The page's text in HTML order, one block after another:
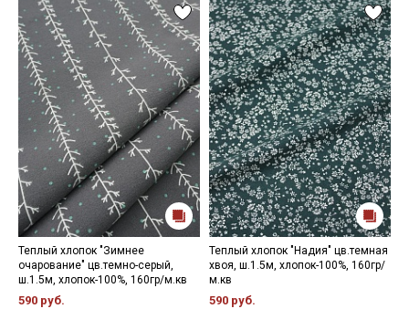
Теплый хлопок "Зимнее
очарование" цв.темно-серый,
ш.1.5м, хлопок-100%, 160гр/м.кв
590 руб.
Теплый хлопок "Надия" цв.темная
хвоя, ш.1.5м, хлопок-100%, 160гр/
м.кв
590 руб.